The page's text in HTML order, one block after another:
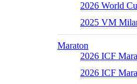
2026 World
2025 VM
Maraton
2026 ICF
2026 ICF